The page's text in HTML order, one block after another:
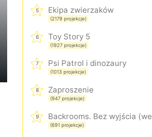
5 Ekipa zwierzaków
(2179 projekcje)
6 Toy Story 5
(1927 projekcje)
7 Psi Patrol i dinozaury
(1013 projekcje)
8 Zaproszenie
(947 projekcje)
9
(691 projekcje)